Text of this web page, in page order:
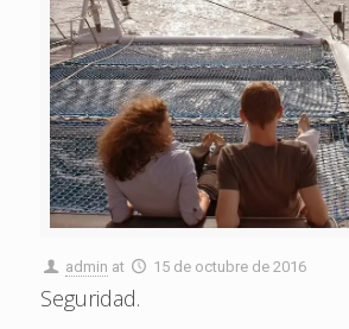
admin at 15 de octubre de 2016
Seguridad.